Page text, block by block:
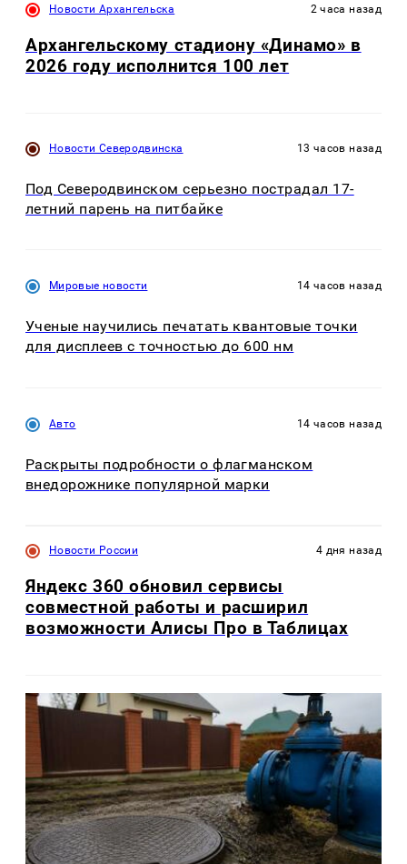
Новости Архангельска 2 часа назад
Архангельскому стадиону «Динамо» в
2026 году исполнится 100 лет
Новости Северодвинска 13 часов назад
Под Северодвинском серьезно пострадал 17-
летний парень на питбайке
Мировые новости 14 часов назад
Ученые научились печатать квантовые точки
для дисплеев с точностью до 600 нм
Авто 14 часов назад
Раскрыты подробности о флагманском
внедорожнике популярной марки
Новости России 4 дня назад
Яндекс 360 обновил сервисы
совместной работы и расширил
возможности Алисы Про в Таблицах